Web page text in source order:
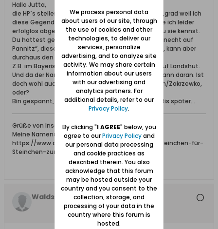
Hallo Jutta,
die HP´s stellen quasi meine Gedankengänge dar..,grad weil ich
diese Gegend ja so garnicht kenne. Die Karte hatte ich leider
erfolglos abgesucht und aber dachte auch, daß Du sie kennst.
Du hattest geschrieben: „, er sei aus Zakrzewken Knecht auf
Pannitz“, dieses „auf“ impliziert schon ein Hof/Gut, kann aber
durchaus den Ort Panowice, Panwitz meinen.
Z.B. im Bayerischen sagt man ja auch: gehen wir auf Landshut.
Und da der Name nicht gut lesbar ist, dachte ich dann daran. Ist
doch wohl auch nicht soweit weg von Zakrezewken/Zakrzewko,
oder?
Bin gespannt, ob noch jemand dazu etwas weiß. Bis später…
Grüße von Inselchen2008
Meine Namens-u.Ortsuche:
https://www.danzig.de/showthread.php?5465-Steinchen-für-
Steinchen-zum-Mosaik
Waldschrat
We process personal data
about users of our site, through
the use of cookies and other
technologies, to deliver our
services, personalize
advertising, and to analyze site
activity. We may share certain
information about our users
with our advertising and
analytics partners. For
additional details, refer to our
Privacy Policy.
By clicking "I AGREE" below, you
agree to ourPrivacy Policyand
our personal data processing
and cookie practices as
described therein. You also
acknowledge that this forum
may be hosted outside your
country and you consent to the
collection, storage, and
processing of your data in the
country where this forum is
hosted.